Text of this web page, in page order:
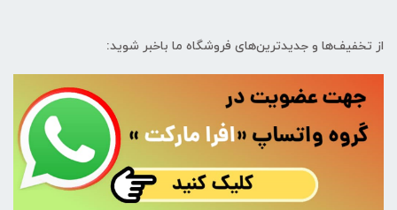
از تخفیف‌ها و جدیدترین‌های فروشگاه ما باخبر شوید: